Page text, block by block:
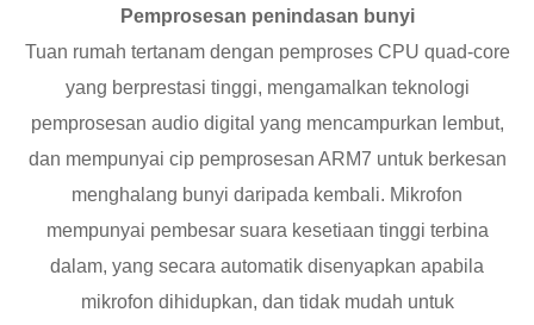
Pemprosesan penindasan bunyi
Tuan rumah tertanam dengan pemproses CPU quad-core
yang berprestasi tinggi, mengamalkan teknologi
pemprosesan audio digital yang mencampurkan lembut,
dan mempunyai cip pemprosesan ARM7 untuk berkesan
menghalang bunyi daripada kembali. Mikrofon
mempunyai pembesar suara kesetiaan tinggi terbina
dalam, yang secara automatik disenyapkan apabila
mikrofon dihidupkan, dan tidak mudah untuk